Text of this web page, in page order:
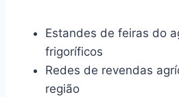
Estandes de feiras do
frigoríficos
Redes de revendas
região